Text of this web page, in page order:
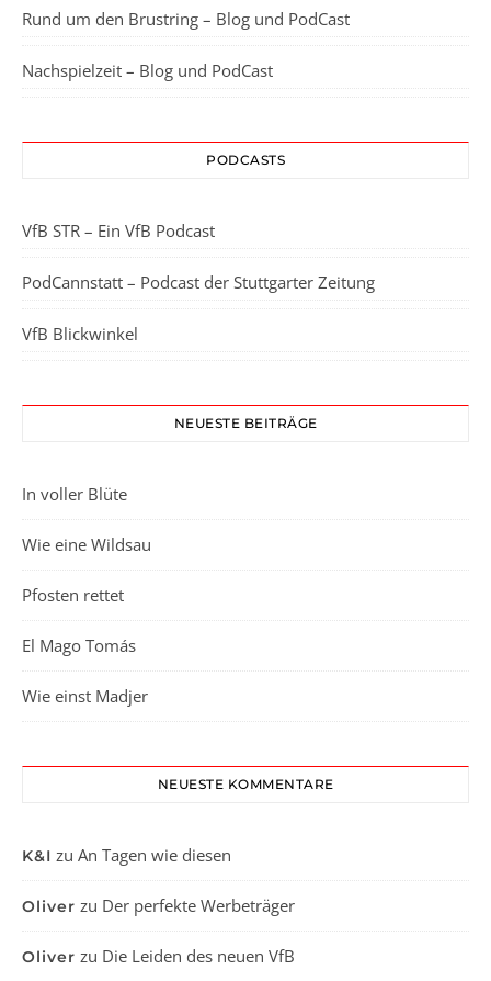
Rund um den Brustring – Blog und PodCast
Nachspielzeit – Blog und PodCast
PODCASTS
VfB STR – Ein VfB Podcast
PodCannstatt – Podcast der Stuttgarter Zeitung
VfB Blickwinkel
NEUESTE BEITRÄGE
In voller Blüte
Wie eine Wildsau
Pfosten rettet
El Mago Tomás
Wie einst Madjer
NEUESTE KOMMENTARE
K&I zu An Tagen wie diesen
Oliver zu Der perfekte Werbeträger
Oliver zu Die Leiden des neuen VfB